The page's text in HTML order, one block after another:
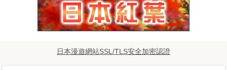
日本漫遊網站SSL/TLS安全加密認證